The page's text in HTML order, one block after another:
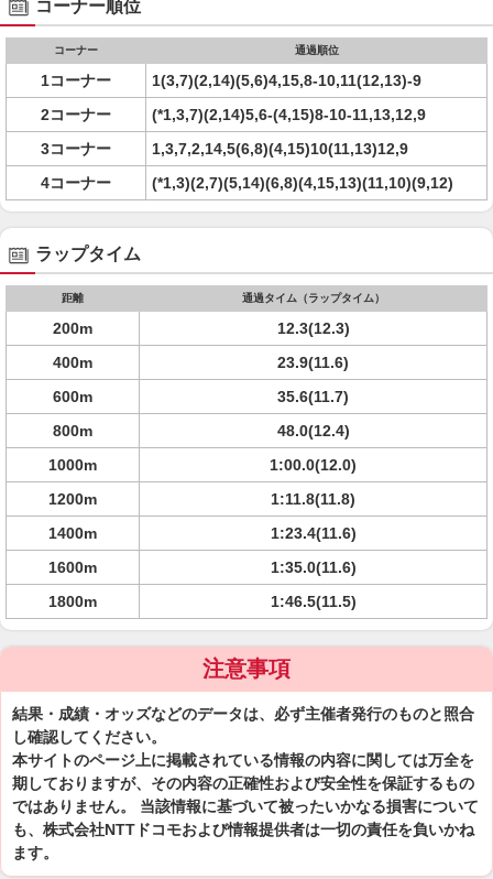
コーナー順位
コーナー 通過順位
1コーナー
1(3,7)(2,14)(5,6)4,15,8-10,11(12,13)-9
2コーナー
(*1,3,7)(2,14)5,6-(4,15)8-10-11,13,12,9
3コーナー
1,3,7,2,14,5(6,8)(4,15)10(11,13)12,9
4コーナー
(*1,3)(2,7)(5,14)(6,8)(4,15,13)(11,10)(9,12)
ラップタイム
距離 通過タイム（ラップタイム）
200m
12.3(12.3)
400m
23.9(11.6)
600m
35.6(11.7)
800m
48.0(12.4)
1000m
1:00.0(12.0)
1200m
1:11.8(11.8)
1400m
1:23.4(11.6)
1600m
1:35.0(11.6)
1800m
1:46.5(11.5)
注意事項
結果・成績・オッズなどのデータは、必ず主催者発行のものと照合
し確認してください。
本サイトのページ上に掲載されている情報の内容に関しては万全を
期しておりますが、その内容の正確性および安全性を保証するもの
ではありません。 当該情報に基づいて被ったいかなる損害について
も、株式会社NTTドコモおよび情報提供者は一切の責任を負いかね
ます。